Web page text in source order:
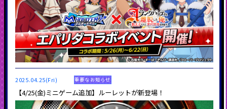
2025.04.25(Fri) 重要なお知らせ
【4/25(金)ミニゲーム追加】ルーレットが新登場！